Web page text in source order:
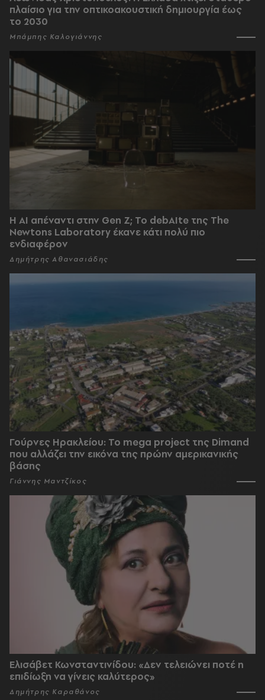
πλαίσιο για την οπτικοακουστική δημιουργία έως
το 2030
Μπάμπης Καλογιάννης
Η AI απέναντι στην Gen Z; Το debAIte της The
Newtons Laboratory έκανε κάτι πολύ πιο
ενδιαφέρον
Δημήτρης Αθανασιάδης
Γούρνες Ηρακλείου: To mega project της Dimand
που αλλάζει την εικόνα της πρώην αμερικανικής
βάσης
Γιάννης Μαντζίκος
Ελισάβετ Κωνσταντινίδου: «Δεν τελειώνει ποτέ η
επιδίωξη να γίνεις καλύτερος»
Δημήτρης Καραθάνος